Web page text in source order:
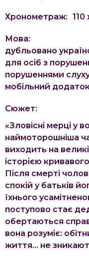
Хронометраж: 110
Мова:
дубльовано
для осіб з
порушеннями
мобільний
Сюжет:
«Зловісні мерці у
наймоторошніша
виходить на
історією
Після смерті
спокій у батьків
їхнього
поступово стає
обертаються
вона розуміє:
життя… не